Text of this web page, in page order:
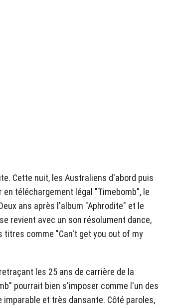
Cette nuit, les Australiens d'abord puis
téléchargement légal "Timebomb", le
ans après l'album "Aphrodite" et le
revient avec un son résolument dance,
comme "Can't get you out of my
les 25 ans de carrière de la
pourrait bien s'imposer comme l'un des
et très dansante. Côté paroles,